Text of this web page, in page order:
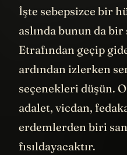
İşte sebepsizce bir
aslında bunun da bir
Etrafından geçip
ardından izlerken
seçenekleri düşün.
adalet, vicdan,
erdemlerden biri